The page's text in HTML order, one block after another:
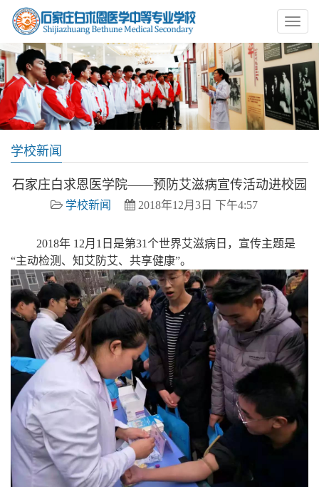
学校新闻
石家庄白求恩医学院——预防艾滋病宣传活动进校园
学校新闻 2018年12月3日 下午4:57
2018年 12月1日是第31个世界艾滋病日，宣传主题是
“主动检测、知艾防艾、共享健康”。